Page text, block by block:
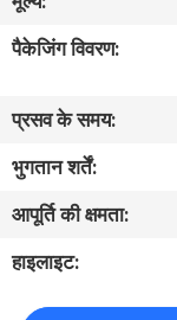
भ्रमण
गुणवत्ता
नियंत्रण
संपर्क
करें
पैकेजिंग विवरण:
प्रसव के समय:
भुगतान शर्तें:
आपूर्ति की क्षमता:
हाइलाइट: